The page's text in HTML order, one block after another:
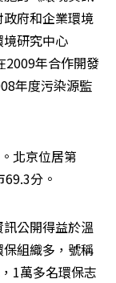
府和企業環境
研究中心
2009年合作開發
年度污染源監
北京位居第
分。
公開得益於溫
組織多，號稱
1萬多名環保志